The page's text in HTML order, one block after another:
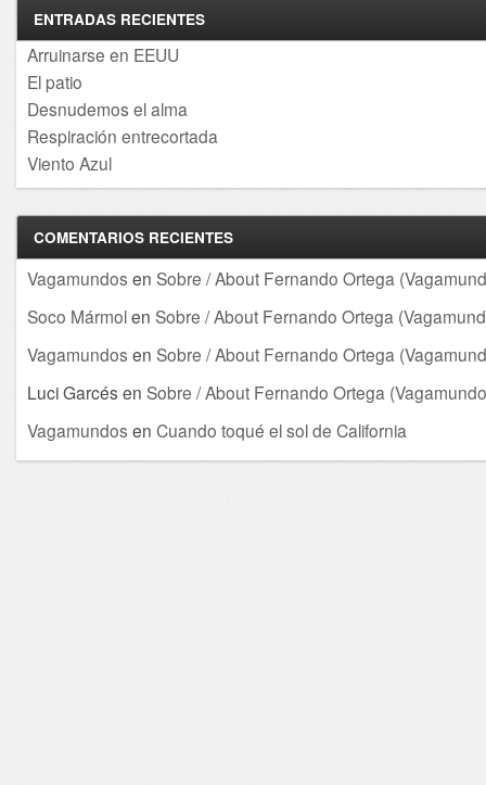
ENTRADAS RECIENTES
Arruinarse en EEUU
El patio
Desnudemos el alma
Respiración entrecortada
Viento Azul
COMENTARIOS RECIENTES
Vagamundos en Sobre / About Fernando Ortega
Soco Mármolen Sobre / About Fernando Ortega
Vagamundos en Sobre / About Fernando Ortega
Luci Garcés en Sobre / About Fernando Ortega
Vagamundos en Cuando toqué el sol de California